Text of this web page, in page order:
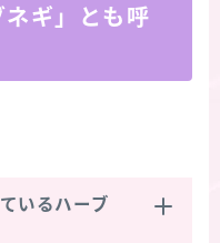
ギ」とも呼
いるハーブ